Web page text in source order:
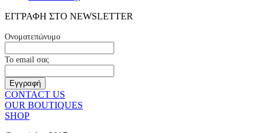
ΕΓΓΡΑΦΗ ΣΤΟ NEWSLETTER
Ονοματεπώνυμο
Το email σας
CONTACT US
OUR BOUTIQUES
SHOP